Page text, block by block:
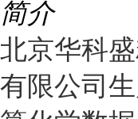
简介
北京华科
有限公司